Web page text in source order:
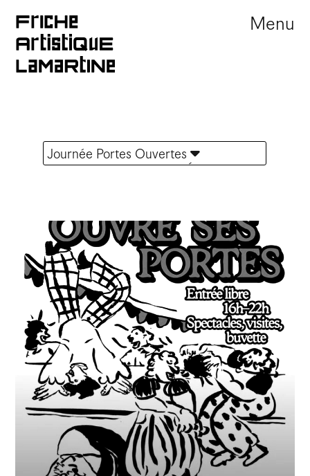
Menu
Journée Portes Ouvertes
Appel à résidence
Marché
Festival
Exposition
Sortie de résidence
Évènement
Atelier
Atelier vacant
Vernissage
Assemblée